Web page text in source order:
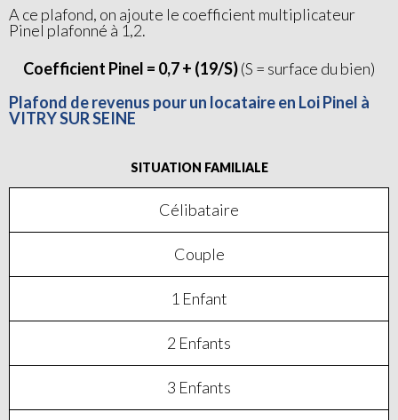
A ce plafond, on ajoute le coefficient multiplicateur
Pinel plafonné à 1,2.
Coefficient Pinel = 0,7 + (19/S)(S = surface du bien)
Plafond de revenus pour un locataire en Loi Pinel à
VITRY SUR SEINE
SITUATION FAMILIALE
Célibataire
Couple
1 Enfant
2 Enfants
3 Enfants